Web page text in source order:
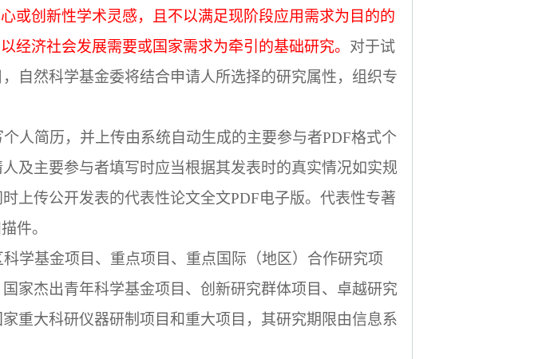
或创新性学术灵感，且不以满足现阶段应用需求为目的的
经济社会发展需要或国家需求为牵引的基础研究。 对于试
自然科学基金委将结合申请人所选择的研究属性，组织专
人简历，并上传由系统自动生成的主要参与者PDF格式个
及主要参与者填写时应当根据其发表时的真实情况如实规
上传公开发表的代表性论文全文PDF电子版。代表性专著
件。
学基金项目、重点项目、重点国际（地区）合作研究项
家杰出青年科学基金项目、创新研究群体项目、卓越研究
重大科研仪器研制项目和重大项目，其研究期限由信息系